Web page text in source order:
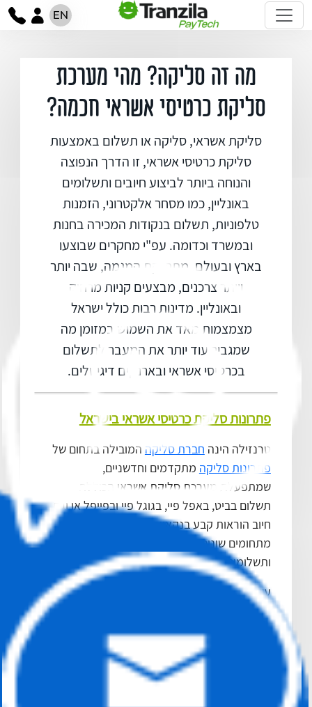
EN
מה זה סליקה? מהי מערכת
סליקת כרטיסי אשראי חכמה?
סליקת אשראי, סליקה או תשלום באמצעות
סליקת כרטיסי אשראי, זו הדרך הנפוצה
והנוחה ביותר לביצוע חיובים ותשלומים
באונליין, כמו מסחר אלקטרוני, הזמנות
טלפוניות, תשלום בנקודות המכירה בחנות
ובמשרד וכדומה. עפ"י מחקרים שבוצעו
בארץ ובעולם, מתחזקת המגמה, שבה יותר
ויותר צרכנים, מבצעים קניות מרחוק
ובאונליין. מדינות רבות כולל ישראל
מצמצמות מאד את השמוש במזומן מה
שמגביר עוד יותר את המעבר לתשלום
בכרטיסי אשראי ובארנקים דיגיטלים.
פתרונות סליקת כרטיסי אשראי בישראל
טרנזילה הינה חברת סליקה המובילה בתחום של
פתרונות סליקה מתקדמים וחדשניים,
שמתפעלת מערכת סליקת אשראי הכוללת
תשלום בביט, באפל פיי, בגוגל פיי ובפייפל או וגם
חיוב הוראות קבע בנקאיות, ומספקת לעסקים
מתחומים שונים, כלים ומודולים לביצוע חיובים
ותשלומים באונליין ובעסק.
עשרות אלפי עסקים ובעלי אתרים אשר גובים
תשלומים באינטרנט ובעסק עושים זאת
באמצעות המערכת המתקדמת של טרנזילה,
תוך שיפור ביצועי העסק וחסכון כספי ניכר, אודות
לממשק הניהול מהידידותיים ומהמתקדמים
בעולם ואודות לפתרונות היחודיים והחדשניים.